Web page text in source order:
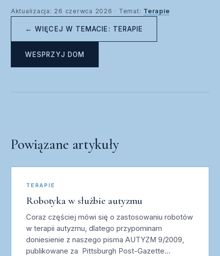
Aktualizacja: 26 czerwca 2026 · Temat: Terapie
← WIĘCEJ W TEMACIE: TERAPIE
WESPRZYJ DOM
Powiązane artykuły
TERAPIE
Robotyka w służbie autyzmu
Coraz częściej mówi się o zastosowaniu robotów
w terapii autyzmu, dlatego przypominam
doniesienie z naszego pisma AUTYZM 9/2009,
publikowane za Pittsburgh Post-Gazette…